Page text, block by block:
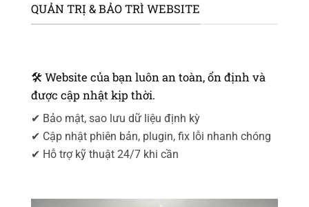
QUẢN TRỊ & BẢO TRÌ WEBSITE
🛠 Website của bạn luôn an toàn, ổn định và
được cập nhật kịp thời.
✔ Bảo mật, sao lưu dữ liệu định kỳ
✔ Cập nhật phiên bản, plugin, fix lỗi nhanh chóng
✔ Hỗ trợ kỹ thuật 24/7 khi cần